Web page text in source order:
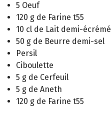
5 Oeuf
120 g de Farine t55
10 cl de Lait demi-écrémé
50 g de Beurre demi-sel
Persil
Ciboulette
5 g de Cerfeuil
5 g de Aneth
120 g de Farine t55